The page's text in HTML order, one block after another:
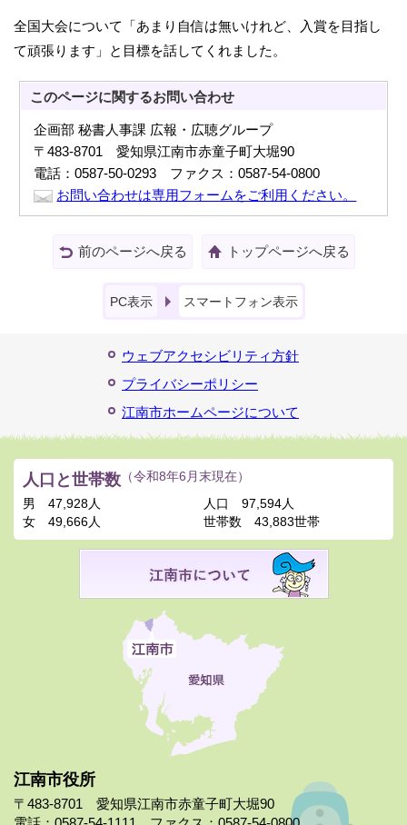
全国大会について「あまり自信は無いけれど、入賞を目指し
て頑張ります」と目標を話してくれました。
このページに関するお問い合わせ
企画部 秘書人事課 広報・広聴グループ
〒483-8701 愛知県江南市赤童子町大堀90
電話：0587-50-0293 ファクス：0587-54-0800
お問い合わせは専用フォームをご利用ください。
前のページへ戻る トップページへ戻る
PC表示 スマートフォン表示
ウェブアクセシビリティ方針
プライバシーポリシー
江南市ホームページについて
江南市役所
〒483-8701 愛知県江南市赤童子町大堀90
人口と世帯数 （令和8年6月末現在）
男
47,928人
女
49,666人
人口
97,594人
世帯数
43,883世帯